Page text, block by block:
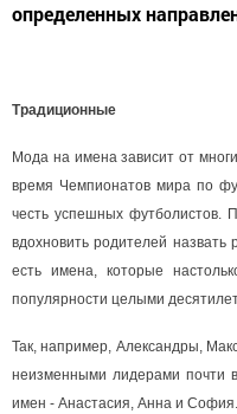
определенных
Традиционные
Мода на имена зависит от
время Чемпионатов мира по
честь успешных футболистов.
вдохновить родителей назвать
есть имена, которые
популярности целыми
Так, например, Александры,
неизменными лидерами почти
имен - Анастасия, Анна и София.